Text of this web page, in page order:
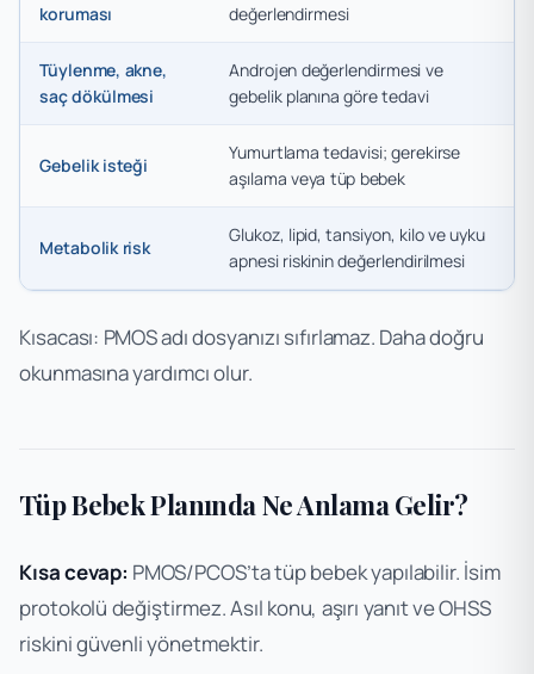
koruması
değerlendirmesi
Tüylenme, akne,
saç dökülmesi
Androjen değerlendirmesi ve
gebelik planına göre tedavi
Gebelik isteği
Yumurtlama tedavisi; gerekirse
aşılama veya tüp bebek
Metabolik risk
Glukoz, lipid, tansiyon, kilo ve uyku
apnesi riskinin değerlendirilmesi
Kısacası: PMOS adı dosyanızı sıfırlamaz. Daha doğru
okunmasına yardımcı olur.
Tüp Bebek Planında Ne Anlama Gelir?
Kısa cevap: PMOS/PCOS’ta tüp bebek yapılabilir. İsim
protokolü değiştirmez. Asıl konu, aşırı yanıt ve OHSS
riskini güvenli yönetmektir.